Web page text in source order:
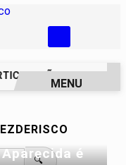
PARA
MENU
🔍
é